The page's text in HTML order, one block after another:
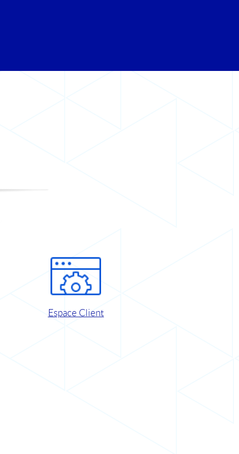
Espace Client